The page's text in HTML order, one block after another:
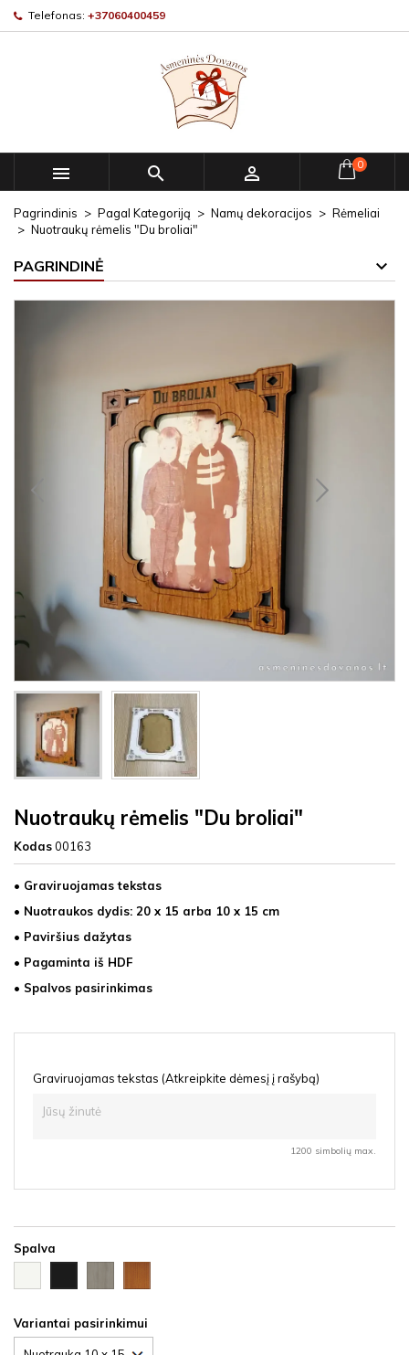
Telefonas: +37060400459
   0
Pagrindinis Pagal Kategoriją Namų dekoracijos
Rėmeliai
Nuotraukų rėmelis "Du broliai"
PAGRINDINĖ
Nuotraukų rėmelis "Du broliai"
Kodas00163
• Graviruojamas tekstas
• Nuotraukos dydis: 20 x 15 arba 10 x 15 cm
• Paviršius dažytas
• Pagaminta iš HDF
• Spalvos pasirinkimas
Graviruojamas tekstas (Atkreipkite dėmesį į rašybą)
1200 simbolių max.
Spalva
HDF
HDF
latte
HDF
Variantai pasirinkimui